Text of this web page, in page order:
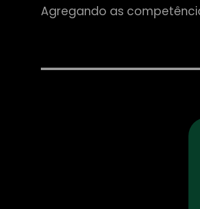
Agregando as